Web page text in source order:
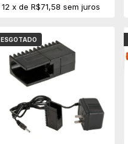
12 x de R$71,58 sem juros
ESGOTADO